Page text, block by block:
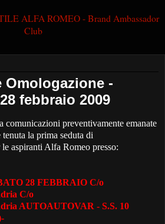
ALFA ROMEO - Brand Ambassador
Club
Omologazione -
febbraio 2009
comunicazioni preventivamente emanate
la prima seduta di
aspiranti Alfa Romeo presso:
28 FEBBRAIO C/o
C/o
AUTOAUTOVAR - S.S. 10